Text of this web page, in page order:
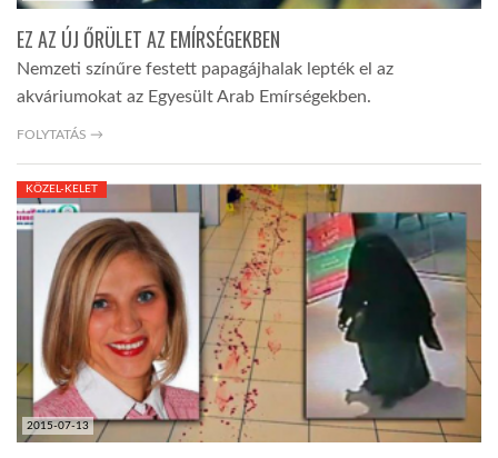
EZ AZ ÚJ ŐRÜLET AZ EMÍRSÉGEKBEN
Nemzeti színűre festett papagájhalak lepték el az
akváriumokat az Egyesült Arab Emírségekben.
FOLYTATÁS →
2015-07-13
KÖZEL-KELET